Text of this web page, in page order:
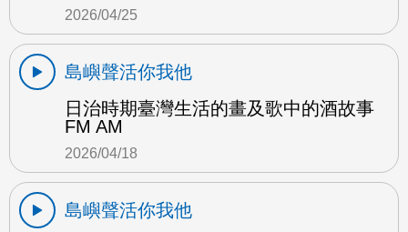
2026/04/25
島嶼聲活你我他
日治時期臺灣生活的畫及歌中的酒故事
FM AM
2026/04/18
島嶼聲活你我他